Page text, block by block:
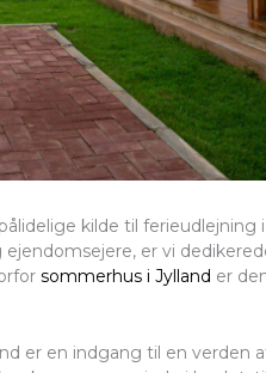
kilde til ferieudlejning
er vi
sommerhus i Jylland er
er en indgang til en verden